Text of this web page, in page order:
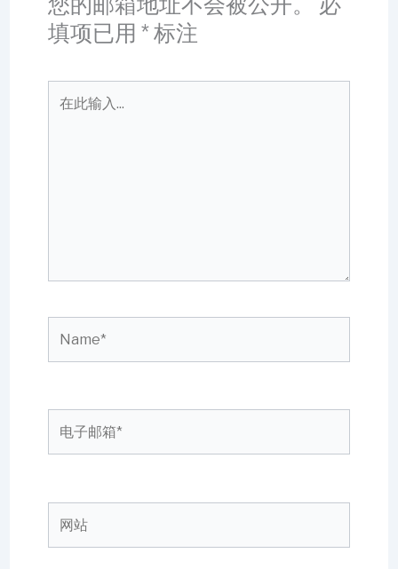
填项已用 *标注
Name*
电
子
箱
网
站